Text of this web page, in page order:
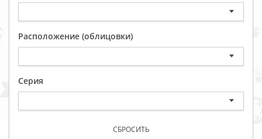
Расположение (облицовки)
Серия
СБРОСИТЬ